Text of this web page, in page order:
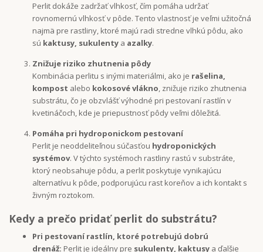
Perlit dokáže zadržať vlhkosť, čím pomáha udržať
rovnomernú vlhkosť v pôde. Tento vlastnosť je veľmi užitočná
najmä pre rastliny, ktoré majú radi stredne vlhkú pôdu, ako
sú kaktusy, sukulenty a azalky.
Znižuje riziko zhutnenia pôdy
Kombinácia perlitu s inými materiálmi, ako je rašelina,
kompost alebo kokosové vlákno, znižuje riziko zhutnenia
substrátu, čo je obzvlášť výhodné pri pestovaní rastlín v
kvetináčoch, kde je priepustnosť pôdy veľmi dôležitá.
Pomáha pri hydroponickom pestovaní
Perlit je neoddeliteľnou súčasťou hydroponických
systémov. V týchto systémoch rastliny rastú v substráte,
ktorý neobsahuje pôdu, a perlit poskytuje vynikajúcu
alternatívu k pôde, podporujúcu rast koreňov a ich kontakt s
živným roztokom.
Kedy a prečo pridať perlit do substrátu?
Pri pestovaní rastlín, ktoré potrebujú dobrú
drenáž: Perlit je ideálny pre sukulenty, kaktusy a ďalšie